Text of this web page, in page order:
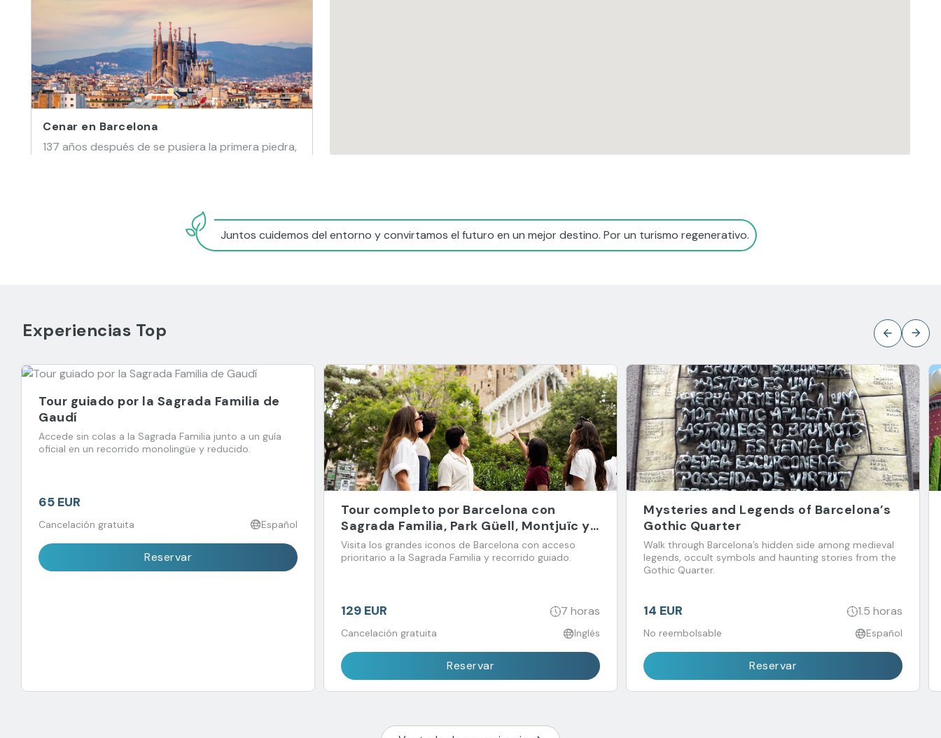
Cenar en Barcelona
137 años después de se pusiera la primera piedra,
Cerveza y tapas en el Orbital
Reservar
Juntos cuidemos del entorno y convirtamos el futuro en un mejor destino. Por un turismo regenerativo.
Experiencias Top
Tour guiado por la Sagrada Familia de
Gaudí
Accede sin colas a la Sagrada Familia junto a un guía
oficial en un recorrido monolingüe y reducido.
65 EUR
Cancelación gratuita Español
Reservar
Tour completo por Barcelona con
Sagrada Familia, Park Güell, Montjuïc y
Barrio Gótico
Visita los grandes iconos de Barcelona con acceso
prioritario a la Sagrada Familia y recorrido guiado.
129 EUR 7 horas
Cancelación gratuita Inglés
Reservar
Mysteries and Legends of Barcelona’s
Gothic Quarter
Walk through Barcelona’s hidden side among medieval
legends, occult symbols and haunting stories from the
Gothic Quarter.
14 EUR 1.5 horas
No reembolsable Español
Reservar